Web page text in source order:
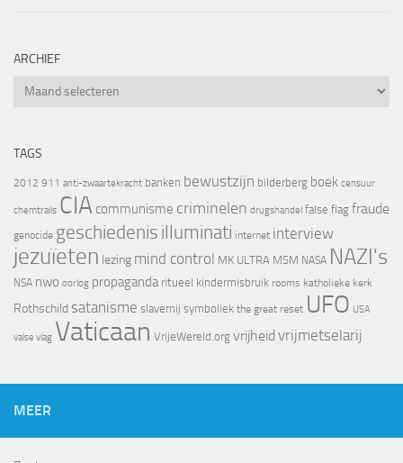
ARCHIEF
Archief
TAGS
2012 911 anti-zwaartekracht banken bewustzijn bilderberg boek censuur
chemtrails CIA communisme criminelen drugshandel false flag fraude
genocide geschiedenis illuminati internet interview
jezuïeten lezing mind control MK ULTRA MSM NASA NAZI's
NSA nwo oorlog propaganda ritueel kindermisbruik rooms katholieke kerk
Rothschild satanisme slavernij symboliek the great reset UFO USA
valse vlag Vaticaan VrijeWereld.org vrijheid vrijmetselarij
MEER